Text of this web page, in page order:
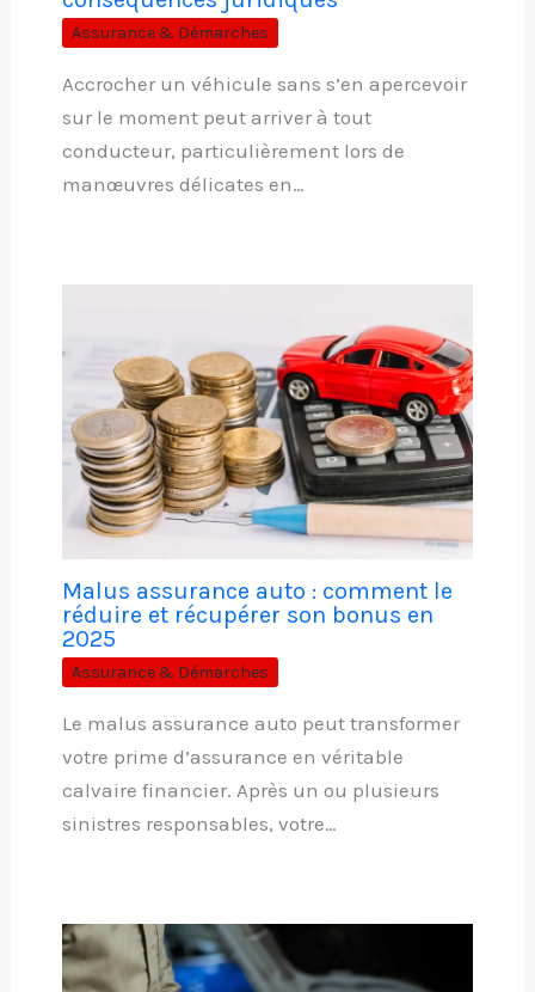
Assurance & Démarches
Accrocher un véhicule sans s’en apercevoir
sur le moment peut arriver à tout
conducteur, particulièrement lors de
manœuvres délicates en…
Malus assurance auto : comment le
réduire et récupérer son bonus en
2025
Assurance & Démarches
Le malus assurance auto peut transformer
votre prime d’assurance en véritable
calvaire financier. Après un ou plusieurs
sinistres responsables, votre…